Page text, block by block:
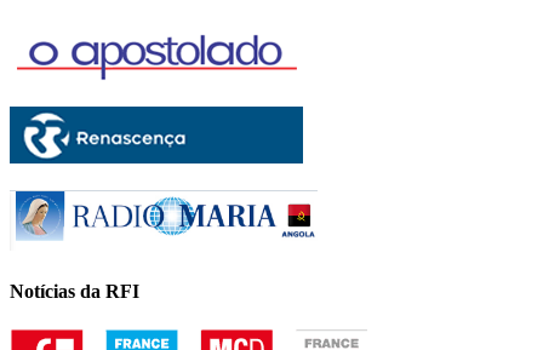
Notícias da RFI